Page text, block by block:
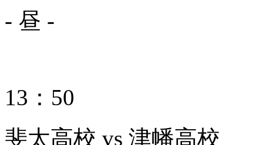
- 昼 -
13：50
斐太高校 vs 津幡高校